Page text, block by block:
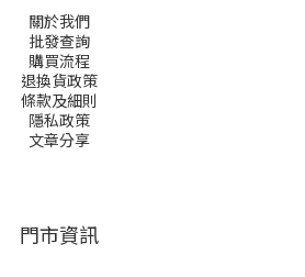
關於我們
批發查詢
購買流程
退換貨政策
條款及細則
隱私政策
文章分享
門市資訊